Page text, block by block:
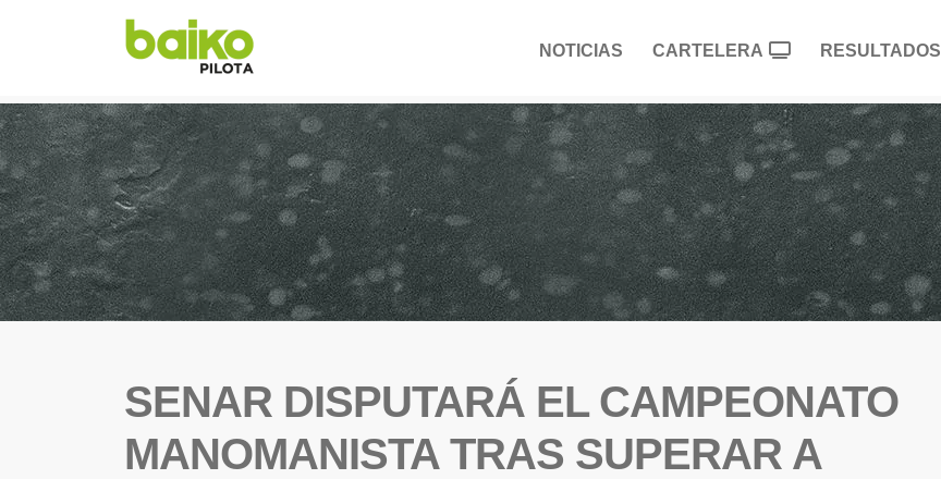
NOTICIAS CARTELERA RESULTADOS
SENAR DISPUTARÁ EL CAMPEONATO
MANOMANISTA TRAS SUPERAR A